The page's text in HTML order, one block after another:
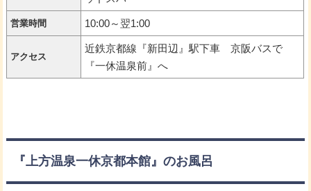
営業時間 10:00～翌1:00
アクセス
近鉄京都線『新田辺』駅下車 京阪バスで
『一休温泉前』へ
『上方温泉一休京都本館』のお風呂